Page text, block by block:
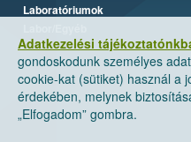
Adatkezelési
gondoskodunk személyes
cookie-kat (sütiket) használ a
érdekében, melynek
„Elfogadom” gombra.
Laboratóriumok